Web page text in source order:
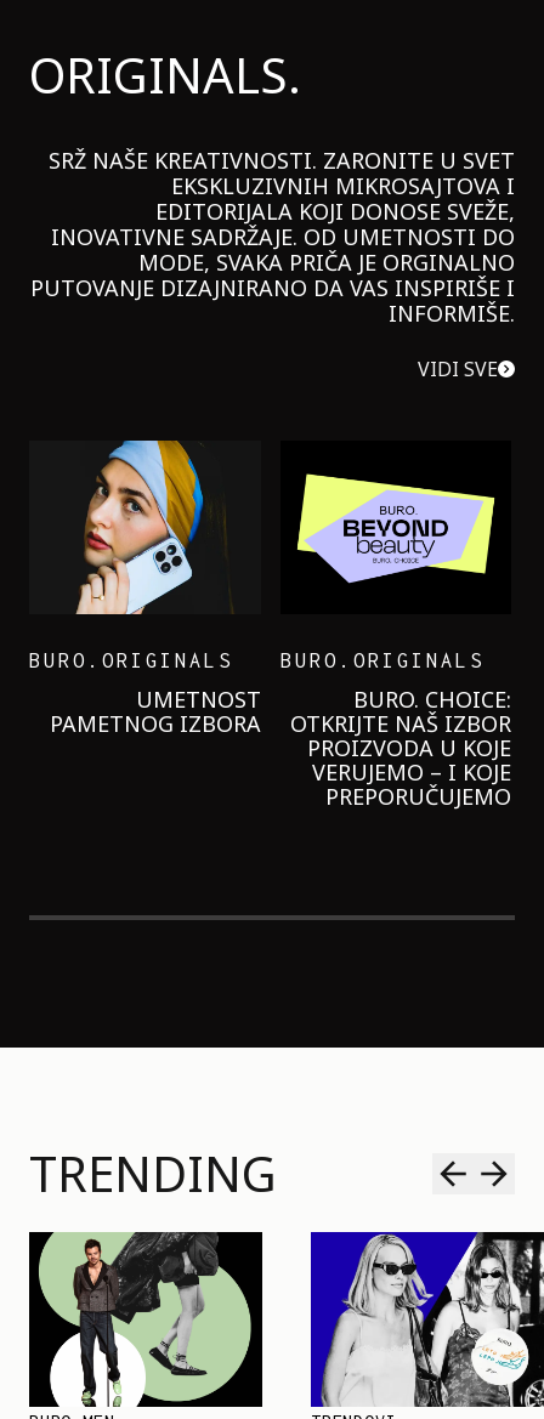
ORIGINALS.
SRŽ NAŠE KREATIVNOSTI. ZARONITE U SVET
EKSKLUZIVNIH MIKROSAJTOVA I
EDITORIJALA KOJI DONOSE SVEŽE,
INOVATIVNE SADRŽAJE. OD UMETNOSTI DO
MODE, SVAKA PRIČA JE ORGINALNO
PUTOVANJE DIZAJNIRANO DA VAS INSPIRIŠE I
INFORMIŠE.
VIDI SVE
GARNIER KREMU I
NIKADA NIŠTA
LAGANIJE NISAM
KORISTILA
TRENDING